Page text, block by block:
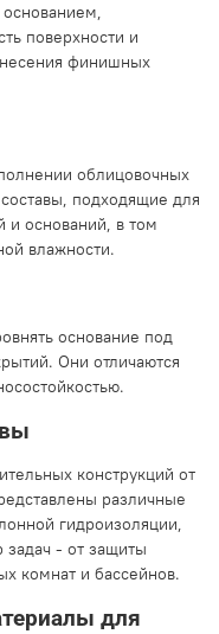
поверхности и
финишных
облицовочных
подходящие для
и оснований, в том
влажности.
основание под
Они отличаются
конструкций от
различные
гидроизоляции,
- от защиты
комнат и бассейнов.
для